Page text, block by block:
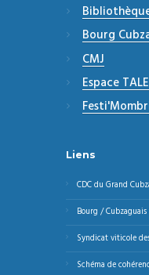
Bourg
CMJ
Espace
Liens
CDC du Grand
Bourg /
Syndicat viticole
Schéma de